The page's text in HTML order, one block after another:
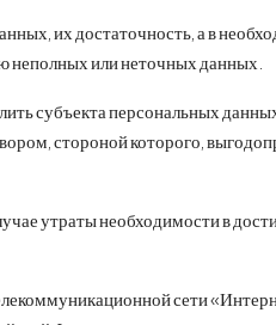
их достаточность, а в
или неточных данных.
субъекта персональных
стороной которого,
утраты необходимости в
сети